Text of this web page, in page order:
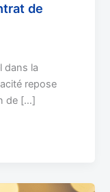
de
dans la
repose
de […]